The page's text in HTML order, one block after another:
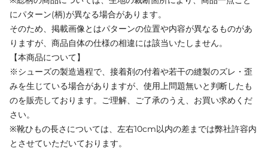
にパターン(柄)が異なる場合があります。
そのため、掲載画像とはパターンの位置や内容が異なるものがあ
りますが、商品自体の仕様の相違には該当いたしません。
【本商品について】
※シューズの製造過程で、接着剤の付着や若干の縫製のズレ・歪
みを生じている場合がありますが、使用上問題無いと判断したも
のを販売しております。ご理解、ご了承のうえ、お買い求めくだ
さい。
※靴ひもの長さについては、左右10cm以内の差までは弊社許容内
とさせていただいております。